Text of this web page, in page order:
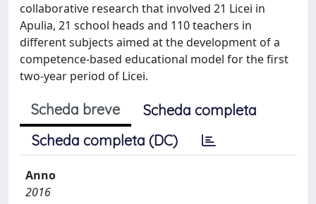
collaborative research that involved 21 Licei in
Apulia, 21 school heads and 110 teachers in
different subjects aimed at the development of a
competence-based educational model for the first
two-year period of Licei.
Scheda breve
Scheda completa
Scheda completa (DC)
Anno
2016